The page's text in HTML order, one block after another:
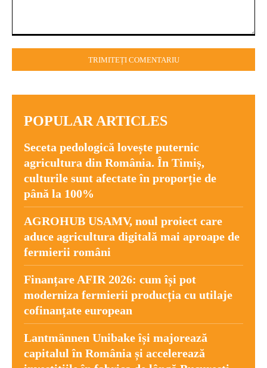
POPULAR ARTICLES
Seceta pedologică lovește puternic
agricultura din România. În Timiș,
culturile sunt afectate în proporție de
până la 100%
AGROHUB USAMV, noul proiect care
aduce agricultura digitală mai aproape de
fermierii români
Finanțare AFIR 2026: cum își pot
moderniza fermierii producția cu utilaje
cofinanțate european
Lantmännen Unibake își majorează
capitalul în România și accelerează